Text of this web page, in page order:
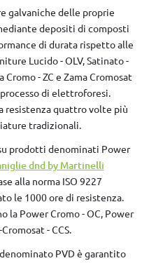
galvaniche delle proprie
depositi di composti
di durata rispetto alle
Lucido - OLV, Satinato -
Cromo - ZC e Zama Cromosat
di elettroforesi.
resistenza quattro volte più
tradizionali.
prodotti denominati Power
dnd by Martinelli
alla norma ISO 9227
le 1000 ore di resistenza.
la Power Cromo - OC, Power
- CCS.
PVD è garantito